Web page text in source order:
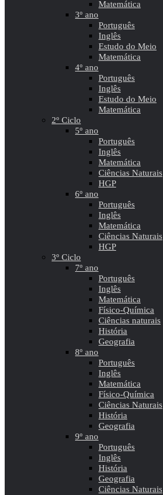
Matemática
3º ano
Português
Inglês
Estudo do Meio
Matemática
4º ano
Português
Inglês
Estudo do Meio
Matemática
2º Ciclo
5º ano
Português
Inglês
Matemática
Ciências Naturais
HGP
6º ano
Português
Inglês
Matemática
Ciências Naturais
HGP
3º Ciclo
7º ano
Português
Inglês
Matemática
Físico-Química
Ciências naturais
História
Geografia
8º ano
Português
Inglês
Matemática
Físico-Química
Ciências Naturais
História
Geografia
9º ano
Português
Inglês
História
Geografia
Ciências Naturais